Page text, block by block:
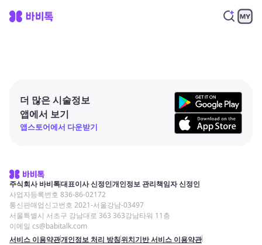
더 많은 시술정보
앱에서 보기
앱스토어에서 다운받기
주식회사 바비톡대표이사 신정인개인정보 관리책임자 신정인
사업자등록번호 836-86-02172
통신판매업신고번호 2021-서울강남-03497
서울특별시 서초구 강남대로 363 363강남타워 11층
이메일 cs@babitalk.com
서비스 이용약관개인정보 처리 방침위치기반 서비스 이용약관